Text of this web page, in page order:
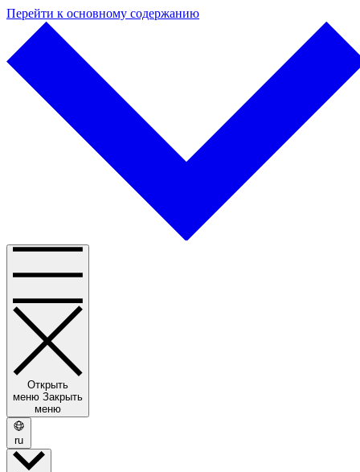
Перейти к основному содержанию
Открыть
меню Закрыть
меню
ru